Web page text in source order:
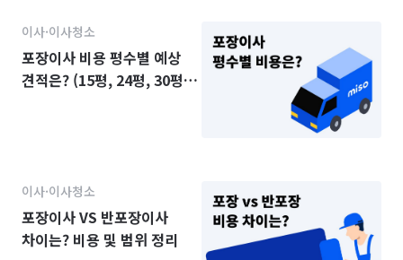
이사·이사청소
포장이사 비용 평수별 예상
견적은? (15평, 24평, 30평,
이사·이사청소
포장이사 VS 반포장이사
차이는? 비용 및 범위 정리